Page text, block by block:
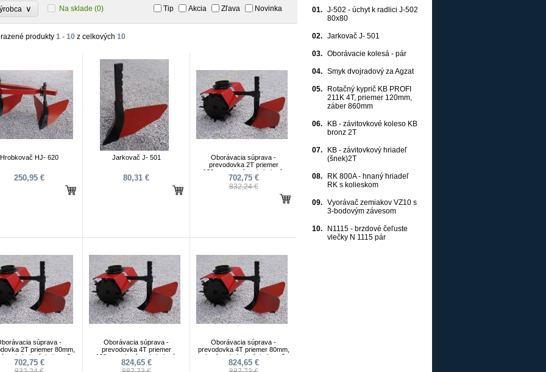
∨ Na sklade (0) Tip Akcia Zľava Novinka
produkty 1 - 10 z celkových 10
Hrobkovač HJ- 620
250,95 €
Jarkovač J- 501
80,31 €
Oborávacia súprava -
prevodovka 2T priemer
120mm, oborávacie kolesá,
jarkovač
702,75 €
832,24 €
súprava -
2T priemer 80mm,
kolesá, jarkovač
702,75 €
Oborávacia súprava -
prevodovka 4T priemer
120mm, oborávacie kolesá,
jarkovač
824,65 €
Oborávacia súprava -
prevodovka 4T priemer 80mm,
oborávacie kolesá, jarkovač
824,65 €
01. J-502 - úchyt k radlici J-502
80x80
02. Jarkovač J- 501
03. Oborávacie kolesá - pár
04. Smyk dvojradový za Agzat
05.
Rotačný kyprič KB PROFI
211K 4T, priemer 120mm,
záber 860mm
06.
KB - závitovkové koleso KB
bronz 2T
07.
KB - závitovkový hriadeľ
(šnek)2T
08.
RK 800A - hnaný hriadeľ
RK s kolieskom
09. Vyorávač zemiakov VZ10 s
3-bodovým závesom
10.
N1115 - brzdové čeľuste
vlečky N 1115 pár